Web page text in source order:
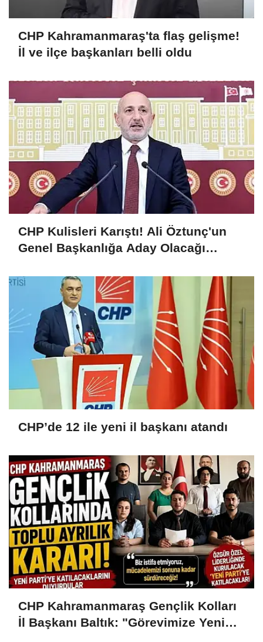
CHP Kahramanmaraş'ta flaş gelişme!
İl ve ilçe başkanları belli oldu
CHP Kulisleri Karıştı! Ali Öztunç'un
Genel Başkanlığa Aday Olacağı
CHP’de 12 ile yeni il başkanı atandı
CHP Kahramanmaraş Gençlik Kolları
İl Başkanı Baltık: "Görevimize Yeni